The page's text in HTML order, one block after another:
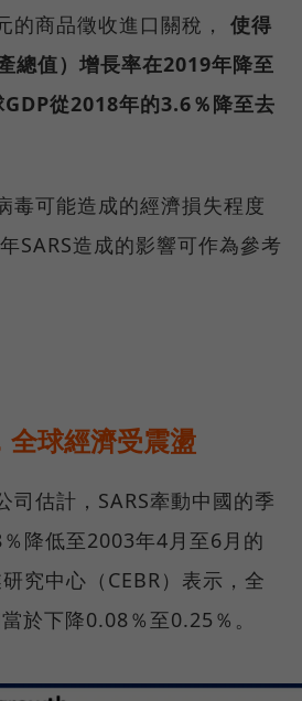
的商品徵收進口關稅， 使得
總值）增長率在2019年降至
從2018年的3.6％降至去
毒可能造成的經濟損失程度
SARS造成的影響可作為參考
全球經濟受震盪
司估計，SARS牽動中國的季
降低至2003年4月至6月的
究中心（CEBR）表示，全
於下降0.08％至0.25％。